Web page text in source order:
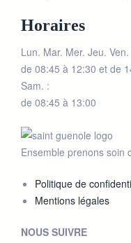
Horaires
Lun. Mar. Mer. Jeu. Ven.
de 08:45 à 12:30 et de
Sam. :
de 08:45 à 13:00
Ensemble prenons soin
Politique de
Mentions légales
NOUS SUIVRE